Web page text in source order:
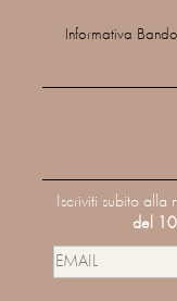
Informativa
Iscriviti subito alla
del